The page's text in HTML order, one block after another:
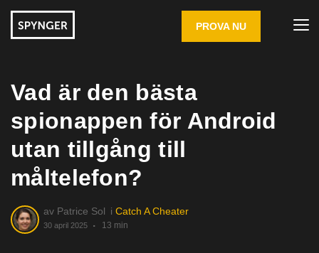
PROVA NU
Vad är den bästa
spionappen för Android
utan tillgång till
måltelefon?
av Patrice Sol i Catch A Cheater
30 april 2025 13 min